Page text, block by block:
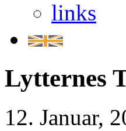
links
Lytternes
12. Januar,